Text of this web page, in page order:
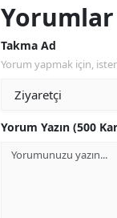
Yorumlar
Takma Ad
Yorum yapmak için,
Yorum Yazın (500